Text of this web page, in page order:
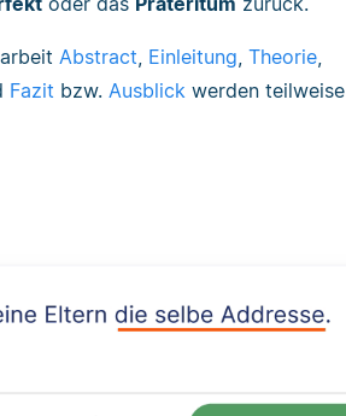
Abstract Einleitung Theorie
Fazit bzw. Ausblick werden teilweise